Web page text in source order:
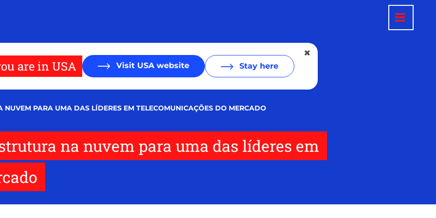
are in USA Visit USA website Stay here
PARA UMA DAS LÍDERES EM TELECOMUNICAÇÕES DO MERCADO
na nuvem para uma das líderes em